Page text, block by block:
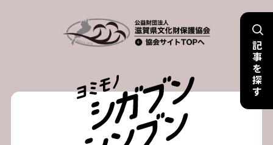
記
事
を
探
す